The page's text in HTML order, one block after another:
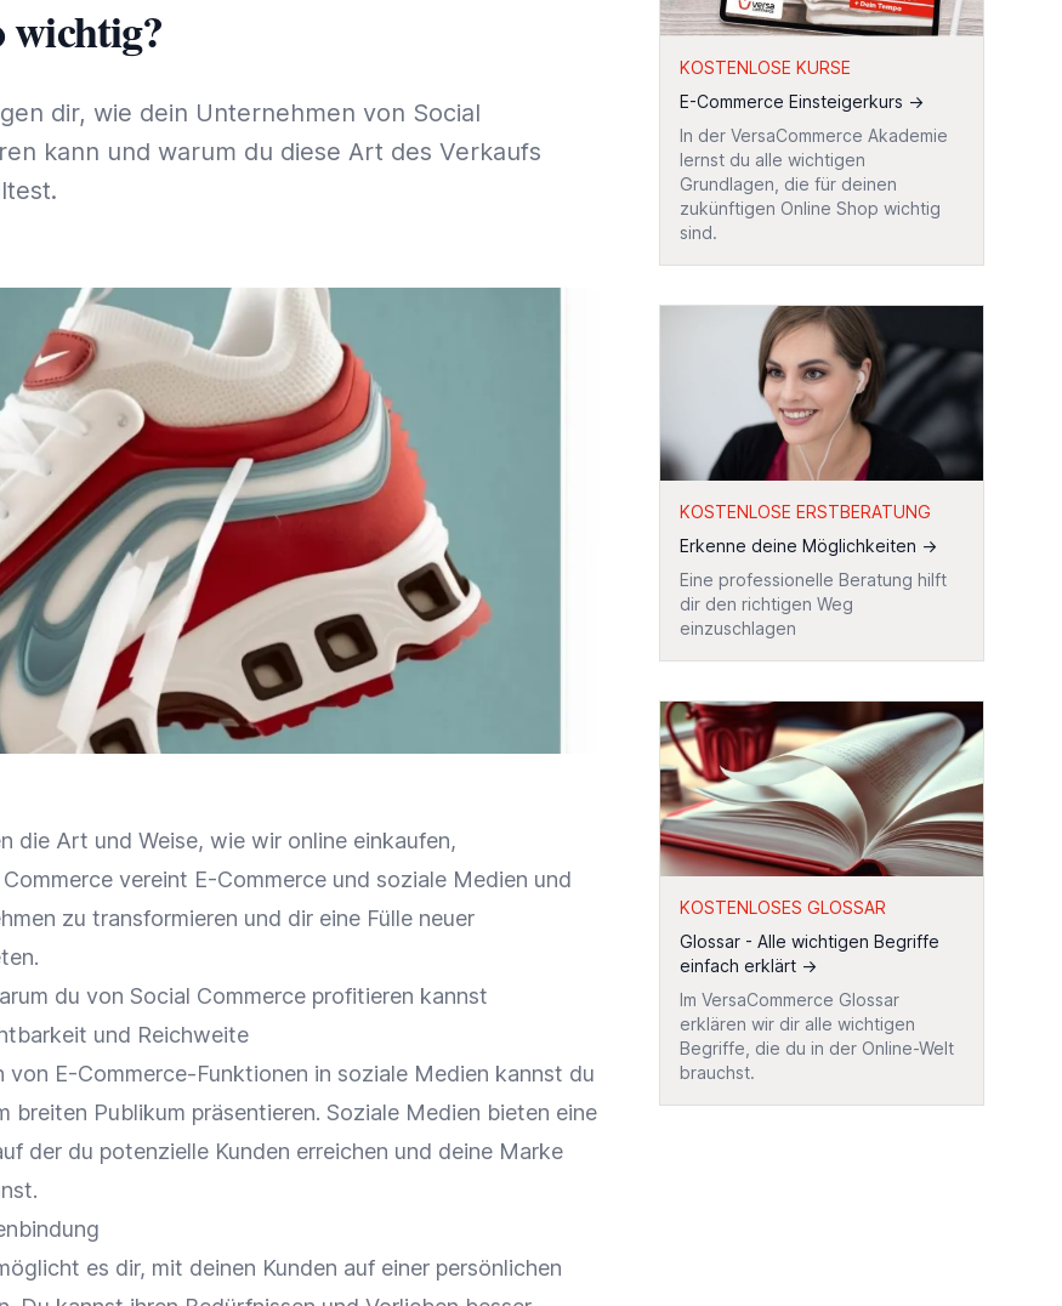
wichtig?
dir, wie dein Unternehmen von Social
kann und warum du diese Art des Verkaufs
die Art und Weise, wie wir online einkaufen,
vereint E-Commerce und soziale Medien und
zu transformieren und dir eine Fülle neuer
du von Social Commerce profitieren kannst
und Reichweite
von E-Commerce-Funktionen in soziale Medien kannst du
breiten Publikum präsentieren. Soziale Medien bieten eine
der du potenzielle Kunden erreichen und deine Marke
es dir, mit deinen Kunden auf einer persönlichen
KOSTENLOSE KURSE
E-Commerce Einsteigerkurs →
In der VersaCommerce Akademie
lernst du alle wichtigen
Grundlagen, die für deinen
zukünftigen Online Shop wichtig
sind.
KOSTENLOSE ERSTBERATUNG
Erkenne deine Möglichkeiten →
Eine professionelle Beratung hilft
dir den richtigen Weg
einzuschlagen
KOSTENLOSES GLOSSAR
Glossar - Alle wichtigen Begriffe
einfach erklärt →
Im VersaCommerce Glossar
erklären wir dir alle wichtigen
Begriffe, die du in der Online-Welt
brauchst.